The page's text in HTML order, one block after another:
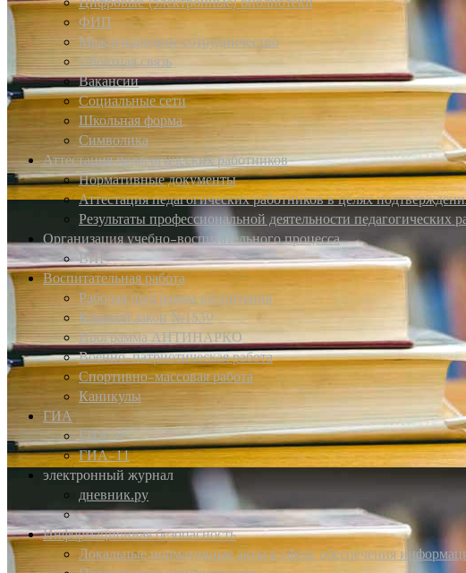
ФИП
Международное сотрудничество
Обратная связь
Вакансии
Социальные сети
Школьная форма
Символика
Аттестация педагогических работников
Нормативные документы
Аттестация педагогических работников в целях
Результаты профессиональной деятельности педагогических
Организация учебно-воспитательного процесса
ВПР
Воспитательная работа
Рабочая программа воспитания
Краевой закон №1539
Программа АНТИНАРКО
Военно-патриотическая работа
Спортивно-массовая работа
Каникулы
ГИА
ГИА-9
ГИА-11
электронный журнал
дневник.ру
Информационная безопасность
Локальные нормативные акты в сфере обеспечения